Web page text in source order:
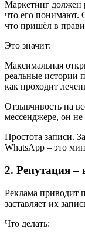
Маркетинг должен
что его понимают.
что пришёл в
Это значит:
Максимальная
реальные истории
как проходит
Отзывчивость на
мессенджере, он не
Простота записи.
WhatsApp – это
2. Репутация
Реклама приводит
заставляет их
Что делать: